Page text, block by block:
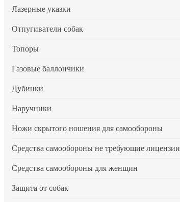
Лазерные указки
Отпугиватели собак
Топоры
Газовые баллончики
Дубинки
Наручники
Ножи скрытого ношения для самообороны
Средства самообороны не требующие лицензии
Средства самообороны для женщин
Защита от собак